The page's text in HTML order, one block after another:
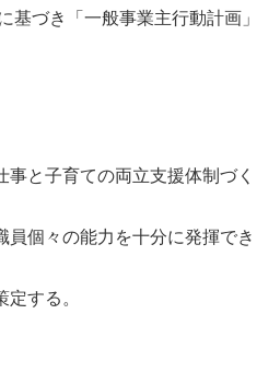
づき「一般事業主行動計画」
事と子育ての両立支援体制づく
個々の能力を十分に発揮でき
する。